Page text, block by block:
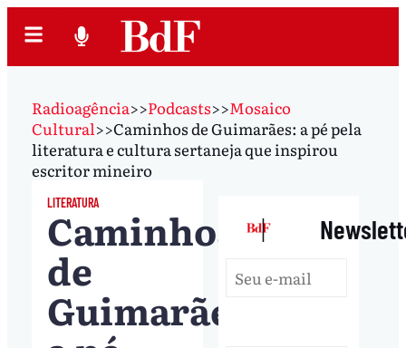
Radioagência>>Podcasts>>Mosaico
Cultural>>Caminhos de Guimarães: a pé pela
literatura e cultura sertaneja que inspirou
escritor mineiro
LITERATURA
Caminhos
de
Guimarães:
|